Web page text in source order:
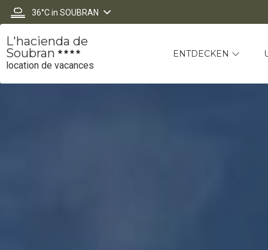
36°Cin SOUBRAN
L'hacienda de
Soubran
location de vacances
ENTDECKEN